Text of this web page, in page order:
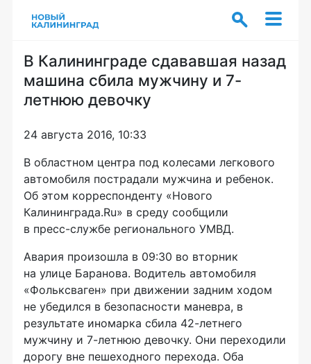
В Калининграде сдававшая назад
машина сбила мужчину и 7-
летнюю девочку
24 августа 2016, 10:33
В областном центра под колесами легкового
автомобиля пострадали мужчина и ребенок.
Об этом корреспонденту «Нового
Калининграда.Ru» в среду сообщили
в пресс-службе регионального УМВД.
Авария произошла в 09:30 во вторник
на улице Баранова. Водитель автомобиля
«Фольксваген» при движении задним ходом
не убедился в безопасности маневра, в
результате иномарка сбила 42-летнего
мужчину и 7-летнюю девочку. Они переходили
дорогу вне пешеходного перехода. Оба